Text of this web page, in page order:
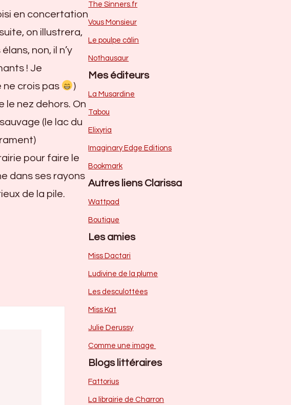
en concertation
on illustrera,
non, il n’y
! Je
crois pas
)
le nez dehors. On
(le lac du
pour faire le
dans ses rayons
de la pile.
The Sinners.fr
Vous Monsieur
Le poulpe câlin
Nothausaur
Mes éditeurs
La Musardine
Tabou
Elixyria
Imaginary Edge Editions
Bookmark
Autres liens Clarissa
Wattpad
Boutique
Les amies
Miss Dactari
Ludivine de la plume
Les desculottées
Miss Kat
Julie Derussy
Comme une image
Blogs littéraires
Fattorius
La librairie de Charron